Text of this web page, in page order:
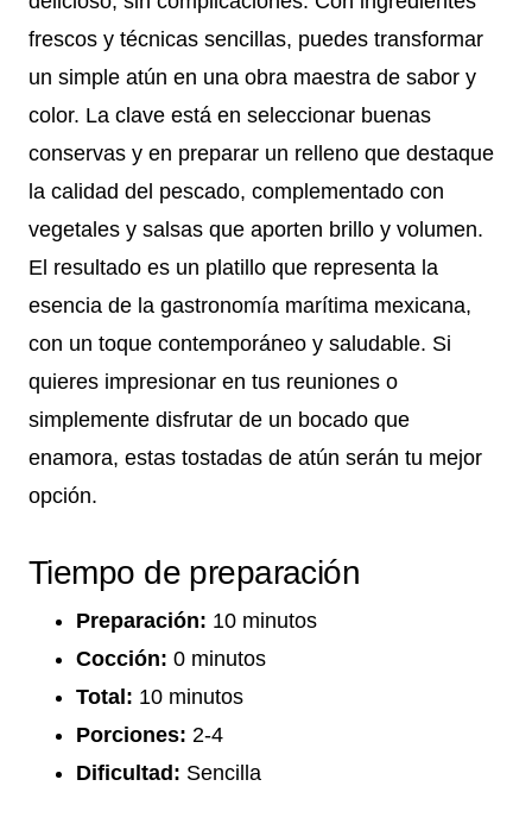
frescos y técnicas sencillas, puedes transformar
un simple atún en una obra maestra de sabor y
color. La clave está en seleccionar buenas
conservas y en preparar un relleno que destaque
la calidad del pescado, complementado con
vegetales y salsas que aporten brillo y volumen.
El resultado es un platillo que representa la
esencia de la gastronomía marítima mexicana,
con un toque contemporáneo y saludable. Si
quieres impresionar en tus reuniones o
simplemente disfrutar de un bocado que
enamora, estas tostadas de atún serán tu mejor
opción.
Tiempo de preparación
Preparación: 10 minutos
Cocción: 0 minutos
Total: 10 minutos
Porciones: 2-4
Dificultad: Sencilla